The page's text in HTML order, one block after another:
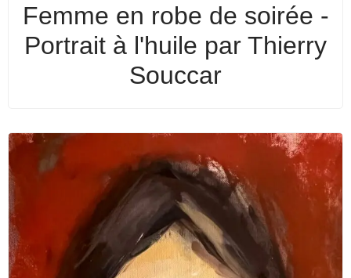
Femme en robe de soirée -
Portrait à l'huile par Thierry
Souccar